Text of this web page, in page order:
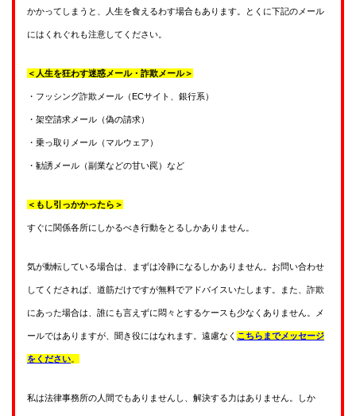
かかってしまうと、人生を食えるわす場合もあります。とくに下記のメール
にはくれぐれも注意してください。
＜人生を狂わす迷惑メール・詐欺メール＞
・フッシング詐欺メール（ECサイト、銀行系）
・架空請求メール（偽の請求）
・乗っ取りメール（マルウェア）
・勧誘メール（副業などの甘い罠）など
＜もし引っかかったら＞
すぐに関係各所にしかるべき行動をとるしかありません。
気が動転している場合は、まずは冷静になるしかありません。お問い合わせ
してくだされば、道筋だけですが無料でアドバイスいたします。また、詐欺
にあった場合は、誰にも言えずに悶々とするケースも少なくありません。メ
ールではありますが、聞き役にはなれます。遠慮なく こちらまでメッセージ
をください。
私は法律事務所の人間でもありませんし、解決する力はありません。しか